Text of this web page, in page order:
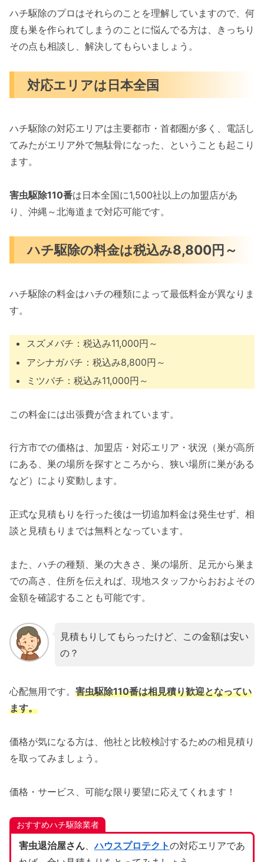
ハチ駆除のプロはそれらのことを理解していますので、何
度も巣を作られてしまうのことに悩んでる方は、きっちり
その点も相談し、解決してもらいましょう。
対応エリアは日本全国
ハチ駆除の対応エリアは主要都市・首都圏が多く、電話し
てみたがエリア外で無駄骨になった、ということも起こり
ます。
害虫駆除110番は日本全国に1,500社以上の加盟店があ
り、沖縄～北海道まで対応可能です。
ハチ駆除の料金は税込み8,800円～
ハチ駆除の料金はハチの種類によって最低料金が異なりま
す。
スズメバチ：税込み11,000円～
アシナガバチ：税込み8,800円～
ミツバチ：税込み11,000円～
この料金には出張費が含まれています。
行方市での価格は、加盟店・対応エリア・状況（巣が高所
にある、巣の場所を探すところから、狭い場所に巣がある
など）により変動します。
正式な見積もりを行った後は一切追加料金は発生せず、相
談と見積もりまでは無料となっています。
また、ハチの種類、巣の大きさ、巣の場所、足元から巣ま
での高さ、住所を伝えれば、現地スタッフからおおよその
金額を確認することも可能です。
見積もりしてもらったけど、この金額は安い
の？
心配無用です。 害虫駆除110番は相見積り歓迎となってい
ます。
価格が気になる方は、他社と比較検討するための相見積り
を取ってみましょう。
価格・サービス、可能な限り要望に応えてくれます！
おすすめハチ駆除業者
害虫退治屋さん、ハウスプロテクトの対応エリアであ